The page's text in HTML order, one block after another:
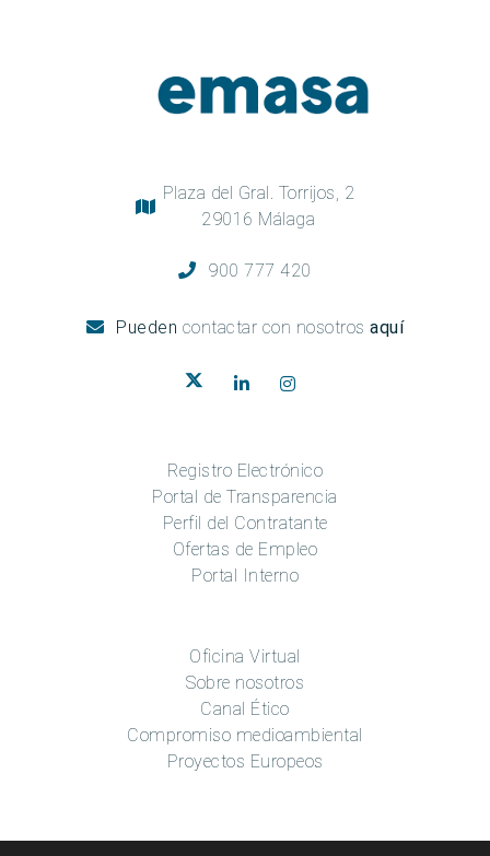
Plaza del Gral. Torrijos, 2
29016 Málaga
900 777 420
Pueden contactar con nosotros aquí
Registro Electrónico
Portal de Transparencia
Perfil del Contratante
Ofertas de Empleo
Portal Interno
Oficina Virtual
Sobre nosotros
Canal Ético
Compromiso medioambiental
Proyectos Europeos